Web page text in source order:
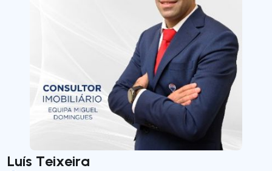
Luís Teixeira